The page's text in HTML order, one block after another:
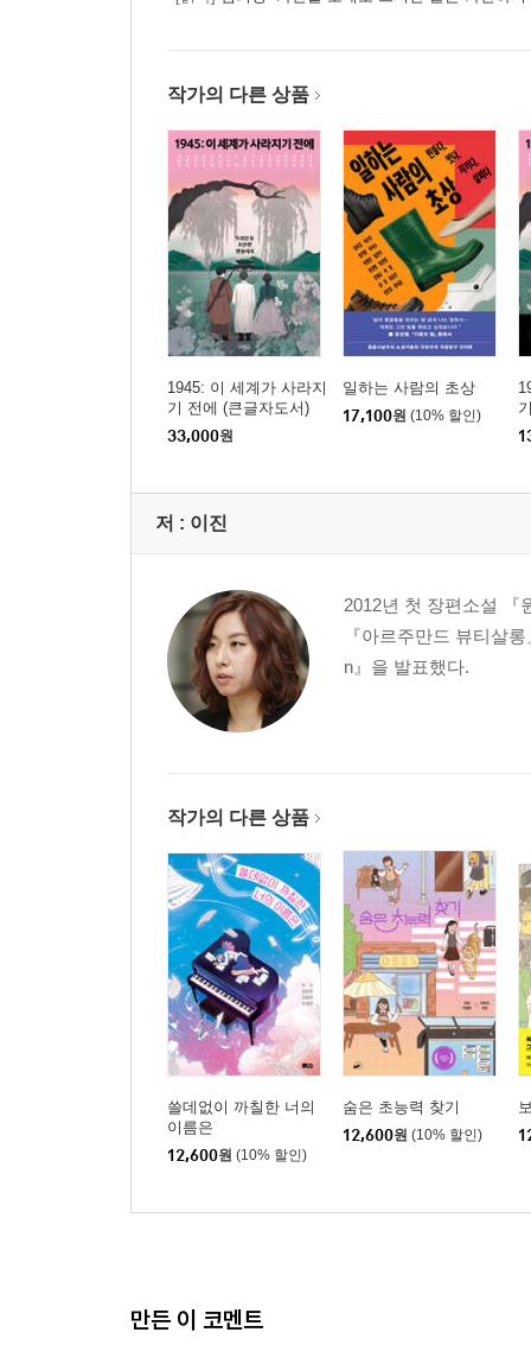
작가의 다른 상품
1945: 이 세계가 사라지
기 전에 (큰글자도서)
33,000원
일하는 사람의 초상
17,100원 (10% 할인)
저 : 이진
2012년 첫 장편소설 『
『아르주만드 뷰티살
n』을 발표했다.
작가의 다른 상품
쓸데없이 까칠한 너의
이름은
12,600원 (10% 할인)
숨은 초능력 찾기
12,600원 (10% 할인)
만든 이 코멘트